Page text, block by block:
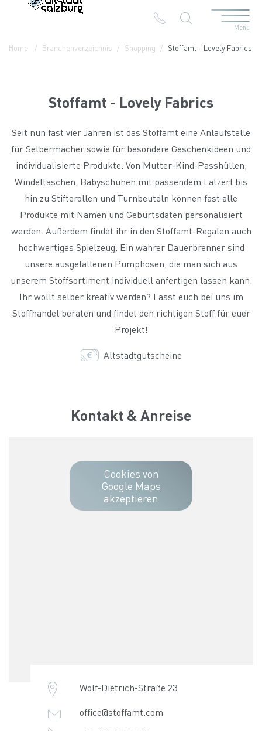
Menü
Home Branchenverzeichnis Shopping Stoffamt - Lovely Fabrics
Stoffamt - Lovely Fabrics
Seit nun fast vier Jahren ist das Stoffamt eine Anlaufstelle
für Selbermacher sowie für besondere Geschenkideen und
individualisierte Produkte. Von Mutter-Kind-Passhüllen,
Windeltaschen, Babyschuhen mit passendem Latzerl bis
hin zu Stifterollen und Turnbeuteln können fast alle
Produkte mit Namen und Geburtsdaten personalisiert
werden. Außerdem findet ihr in den Stoffamt-Regalen auch
hochwertiges Spielzeug. Ein wahrer Dauerbrenner sind
unsere ausgefallenen Pumphosen, die man sich aus
unserem Stoffsortiment individuell anfertigen lassen kann.
Ihr wollt selber kreativ werden? Lasst euch bei uns im
Stoffhandel beraten und findet den richtigen Stoff für euer
Projekt!
Altstadtgutscheine
Kontakt & Anreise
Cookies von
Google Maps
akzeptieren
Wolf-Dietrich-Straße 23
office@stoffamt.com